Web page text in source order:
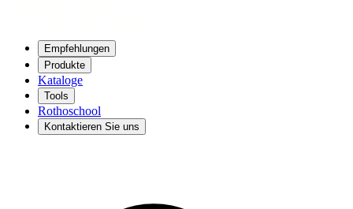
Empfehlungen
Produkte
Kataloge
Tools
Rothoschool
Kontaktieren Sie uns